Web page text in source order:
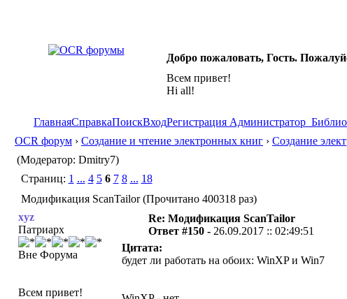
Добро пожаловать, Гость.
Всем привет!
Hi all!
ГлавнаяСправкаПоискВходРегистрация Администратор
OCR форум › Создание и чтение электронных книг › Создание
(Модератор: Dmitry7)
Страниц: 1 ... 4 5 6 7 8 ... 18
Модификация ScanTailor (Прочитано 400318 раз)
xyz
Патриарх
Вне Форума
Всем привет!
Re: Модификация ScanTailor
Ответ #150 - 26.09.2017 :: 02:49:51
Цитата:
будет ли работать на обоих: WinXP и Win7